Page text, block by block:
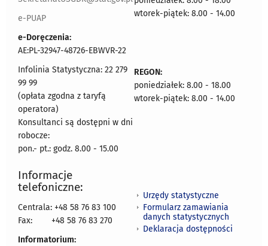
e-PUAP
e-Doręczenia:
AE:PL-32947-48726-EBWVR-22
Infolinia Statystyczna: 22 279
99 99
(opłata zgodna z taryfą
operatora)
Konsultanci są dostępni w dni
robocze:
pon.- pt.: godz. 8.00 - 15.00
wtorek-piątek: 8.00 - 14.00
REGON:
poniedziałek: 8.00 - 18.00
wtorek-piątek: 8.00 - 14.00
Informacje
telefoniczne:
Centrala: +48 58 76 83 100
Fax:
+48 58 76 83 270
Informatorium:
Urzędy statystyczne
Formularz zamawiania
danych statystycznych
Deklaracja dostępności